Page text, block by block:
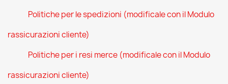
Politiche per le spedizioni (modificale con il Modulo
rassicurazioni cliente)
Politiche per i resi merce (modificale con il Modulo
rassicurazioni cliente)